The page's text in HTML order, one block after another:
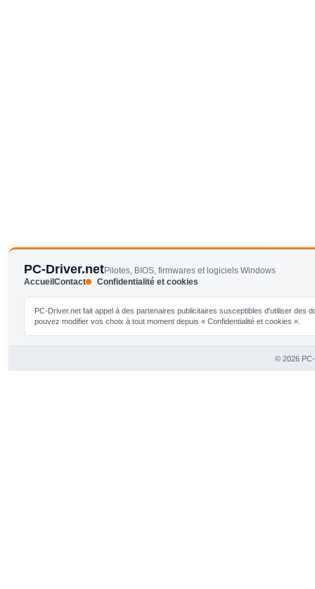
PC-Driver.netPilotes, BIOS, firmwares et logiciels Windows
AccueilContact Confidentialité et cookies
PC-Driver.net fait appel à des partenaires publicitaires susceptibles d'utiliser
pouvez modifier vos choix à tout moment depuis « Confidentialité et cookies ».
© 2026